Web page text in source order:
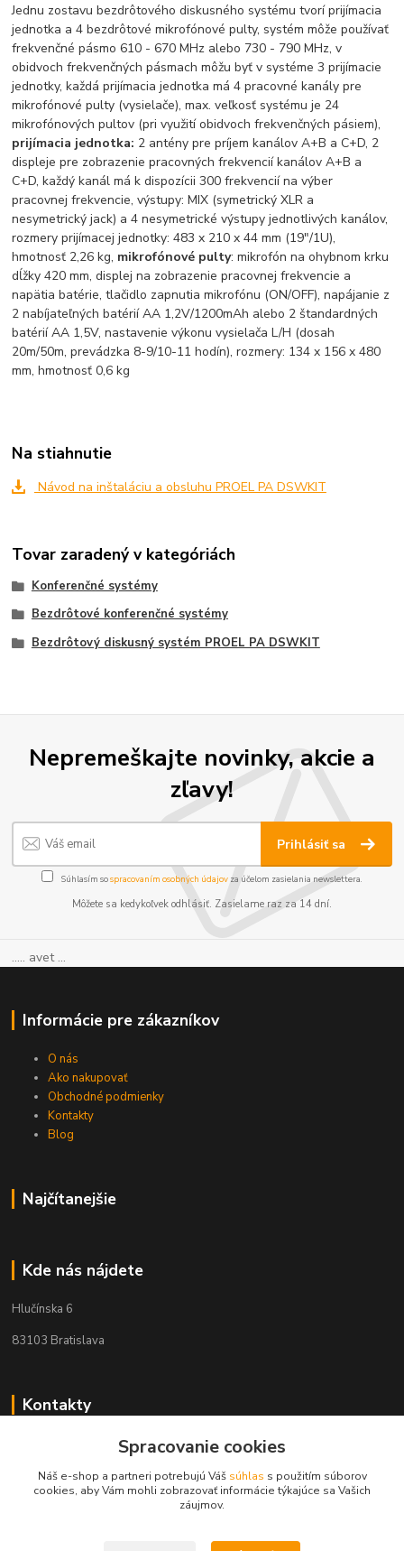
Jednu zostavu bezdrôtového diskusného systému tvorí prijímacia
jednotka a 4 bezdrôtové mikrofónové pulty, systém môže používať
frekvenčné pásmo 610 - 670 MHz alebo 730 - 790 MHz, v
obidvoch frekvenčných pásmach môžu byť v systéme 3 prijímacie
jednotky, každá prijímacia jednotka má 4 pracovné kanály pre
mikrofónové pulty (vysielače), max. veľkosť systému je 24
mikrofónových pultov (pri využití obidvoch frekvenčných pásiem),
prijímacia jednotka: 2 antény pre príjem kanálov A+B a C+D, 2
displeje pre zobrazenie pracovných frekvencií kanálov A+B a
C+D, každý kanál má k dispozícii 300 frekvencií na výber
pracovnej frekvencie, výstupy: MIX (symetrický XLR a
nesymetrický jack) a 4 nesymetrické výstupy jednotlivých kanálov,
rozmery prijímacej jednotky: 483 x 210 x 44 mm (19"/1U),
hmotnosť 2,26 kg, mikrofónové pulty: mikrofón na ohybnom krku
dĺžky 420 mm, displej na zobrazenie pracovnej frekvencie a
napätia batérie, tlačidlo zapnutia mikrofónu (ON/OFF), napájanie z
2 nabíjateľných batérií AA 1,2V/1200mAh alebo 2 štandardných
batérií AA 1,5V, nastavenie výkonu vysielača L/H (dosah
20m/50m, prevádzka 8-9/10-11 hodín), rozmery: 134 x 156 x 480
mm, hmotnosť 0,6 kg
Na stiahnutie
Návod na inštaláciu a obsluhu PROEL PA DSWKIT
Tovar zaradený v kategóriách
Konferenčné systémy
Bezdrôtové konferenčné systémy
Bezdrôtový diskusný systém PROEL PA DSWKIT
Nepremeškajte novinky, akcie a
zľavy!
Prihlásiť sa
Súhlasím sospracovaním osobných údajov za účelom zasielania newslettera.
Môžete sa kedykoľvek odhlásiť. Zasielame raz za 14 dní.
..... avet ...
Informácie pre zákazníkov
O nás
Ako nakupovať
Obchodné podmienky
Kontakty
Blog
Najčítanejšie
Kde nás nájdete
Hlučínska 6
83103 Bratislava
Kontakty
+421 908 678 479
info@audiovideoshop.sk
Spracovanie cookies
Náš e-shop a partneri potrebujú Váš súhlas s použitím súborov
cookies, aby Vám mohli zobrazovať informácie týkajúce sa Vašich
záujmov.